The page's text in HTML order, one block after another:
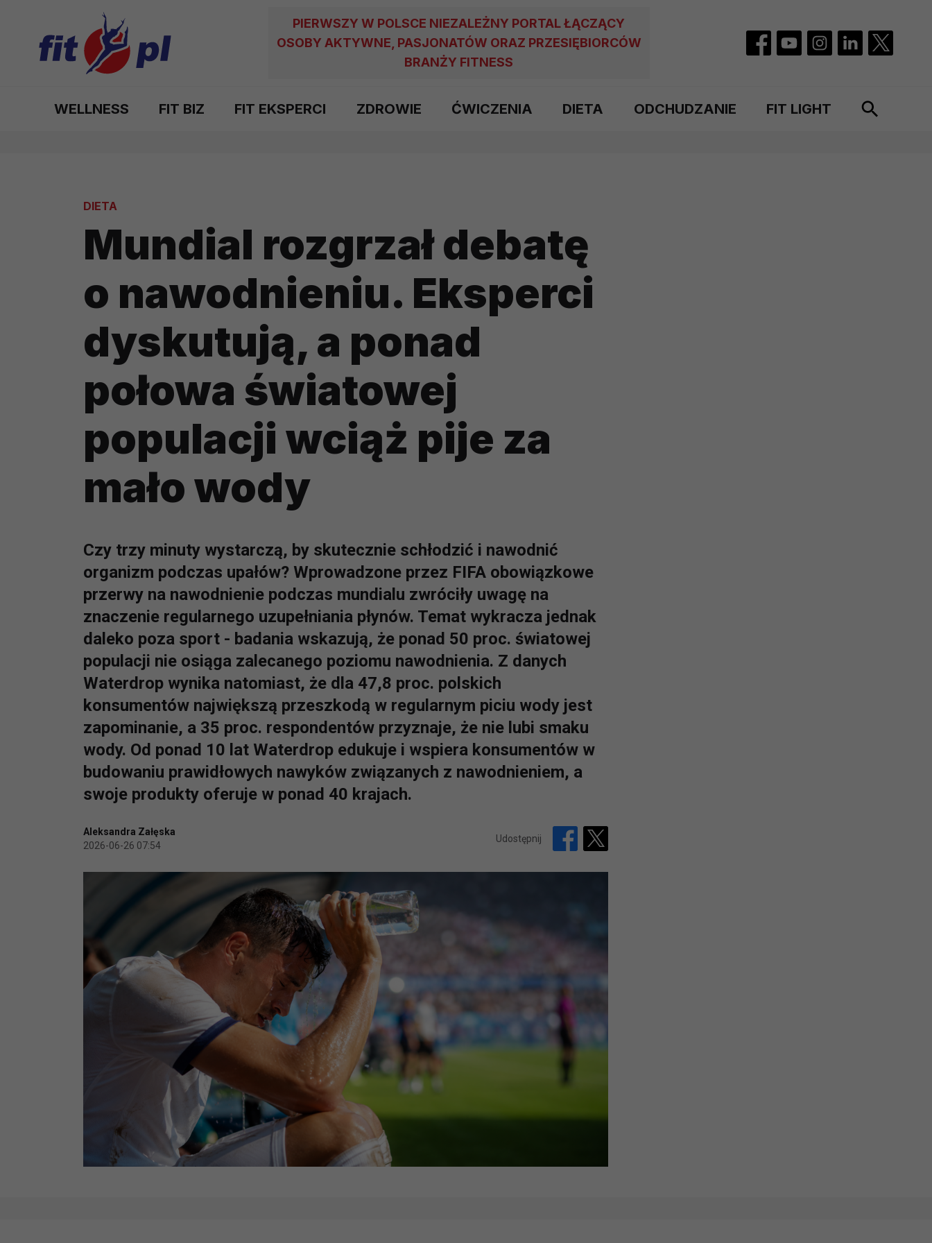
PIERWSZY W POLSCE NIEZALEŻNY PORTAL ŁĄCZĄCY
OSOBY AKTYWNE, PASJONATÓW ORAZ PRZESIĘBIORCÓW
BRANŻY FITNESS
WELLNESS FIT BIZ FIT EKSPERCI ZDROWIE ĆWICZENIA DIETA ODCHUDZANIE FIT LIGHT
DIETA
Mundial rozgrzał debatę
o nawodnieniu. Eksperci
dyskutują, a ponad
połowa światowej
populacji wciąż pije za
mało wody
Czy trzy minuty wystarczą, by skutecznie schłodzić i nawodnić
organizm podczas upałów? Wprowadzone przez FIFA obowiązkowe
przerwy na nawodnienie podczas mundialu zwróciły uwagę na
znaczenie regularnego uzupełniania płynów. Temat wykracza jednak
daleko poza sport - badania wskazują, że ponad 50 proc. światowej
populacji nie osiąga zalecanego poziomu nawodnienia. Z danych
Waterdrop wynika natomiast, że dla 47,8 proc. polskich
konsumentów największą przeszkodą w regularnym piciu wody jest
zapominanie, a 35 proc. respondentów przyznaje, że nie lubi smaku
wody. Od ponad 10 lat Waterdrop edukuje i wspiera konsumentów w
budowaniu prawidłowych nawyków związanych z nawodnieniem, a
swoje produkty oferuje w ponad 40 krajach.
Aleksandra Załęska
2026-06-26 07:54
Udostępnij